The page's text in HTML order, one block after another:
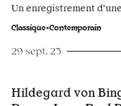
Un enregistrement
Classique•Contemporain
29 sept. 23
Hildegard von